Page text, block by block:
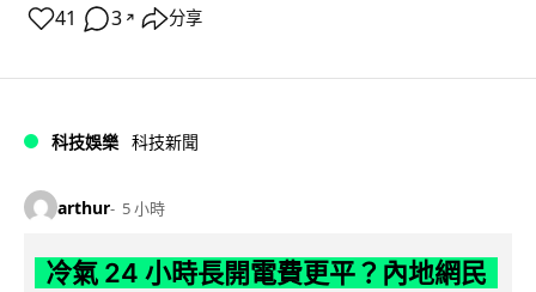
41 3 ↗ 分享
科技娛樂 科技新聞
arthur 5 小時
冷氣 24 小時長開電費更平？內地網民